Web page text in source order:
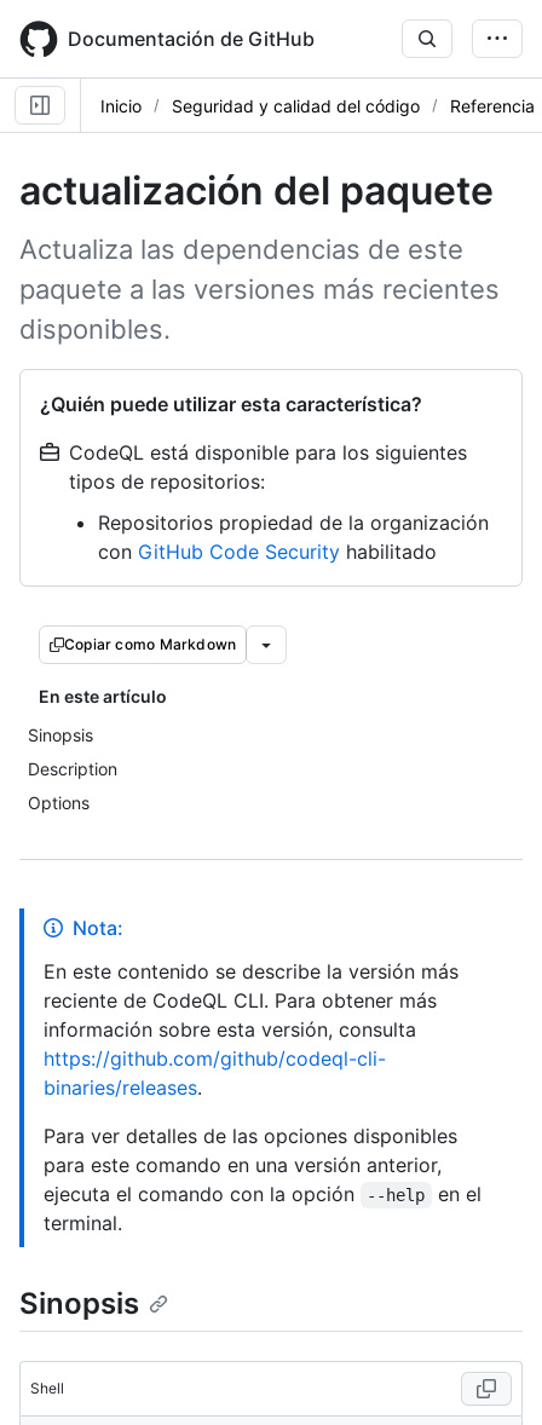
main
content
Documentación de GitHub
Inicio Seguridad y calidad del código Referencia
actualización del paquete
Actualiza las dependencias de este
paquete a las versiones más recientes
disponibles.
¿Quién puede utilizar esta característica?
CodeQL está disponible para los siguientes
tipos de repositorios:
Repositorios propiedad de la organización
con GitHub Code Security habilitado
Copiar como Markdown
En este artículo
Sinopsis
Description
Options
Nota:
En este contenido se describe la versión más
reciente de CodeQL CLI. Para obtener más
información sobre esta versión, consulta
https://github.com/github/codeql-cli-
binaries/releases.
Para ver detalles de las opciones disponibles
para este comando en una versión anterior,
ejecuta el comando con la opción
--help
en el
terminal.
Sinopsis
Shell